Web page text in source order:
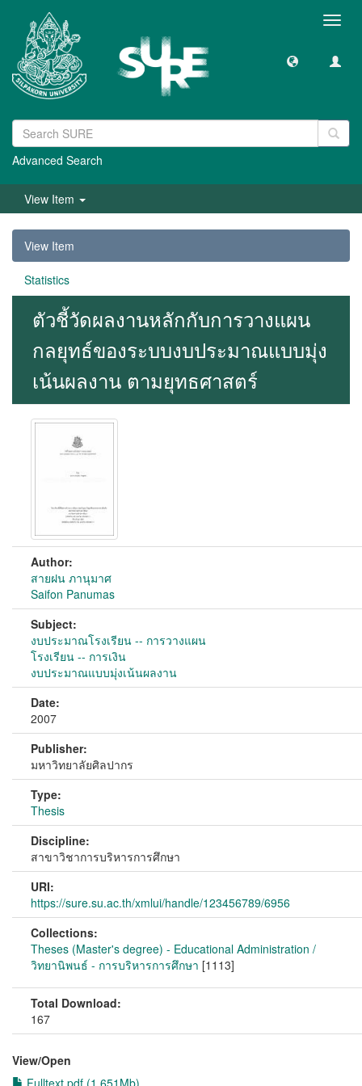
Advanced Search
View Item
View Item
Statistics
ตัวชี้วัดผลงานหลักกับการวางแผน
กลยุทธ์ของระบบงบประมาณแบบมุ่ง
เน้นผลงาน ตามยุทธศาสตร์
Author:
สายฝน ภานุมาศ
Saifon Panumas
Subject:
งบประมาณโรงเรียน -- การวางแผน
โรงเรียน -- การเงิน
งบประมาณแบบมุ่งเน้นผลงาน
Date:
2007
Publisher:
มหาวิทยาลัยศิลปากร
Type:
Thesis
Discipline:
สาขาวิชาการบริหารการศึกษา
URI:
https://sure.su.ac.th/xmlui/handle/123456789/6956
Collections:
Theses (Master's degree) - Educational Administration /
วิทยานิพนธ์ - การบริหารการศึกษา [1113]
Total Download:
167
View/Open
Fulltext.pdf (1.651Mb)